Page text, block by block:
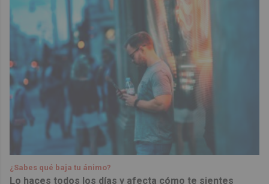
¿Sabes qué baja tu ánimo?
Lo haces todos los días y afecta cómo te sientes